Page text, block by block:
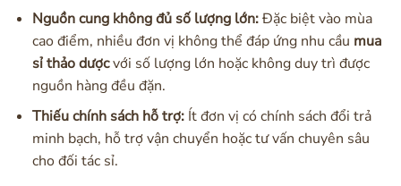
Nguồn cung không đủ số lượng lớn:Đặc biệt vào mùa
cao điểm, nhiều đơn vị không thể đáp ứng nhu cầu mua
sỉ thảo dượcvới số lượng lớn hoặc không duy trì được
nguồn hàng đều đặn.
Thiếu chính sách hỗ trợ:Ít đơn vị có chính sách đổi trả
minh bạch, hỗ trợ vận chuyển hoặc tư vấn chuyên sâu
cho đối tác sỉ.